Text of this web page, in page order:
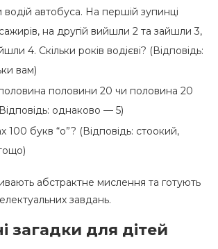
водій автобуса. На першій зупинці
на другій вийшли 2 та зайшли 3,
4. Скільки років водієві? (Відповідь:
вам)
половини 20 чи половина 20
однаково — 5)
100 букв “о”? (Відповідь: стоокий,
абстрактне мислення та готують
завдань.
загадки для дітей